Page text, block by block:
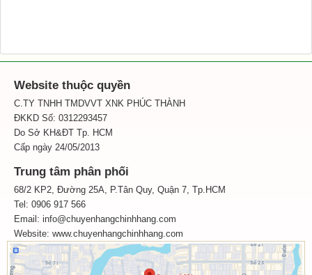
Website thuộc quyền
C.TY TNHH TMDVVT XNK PHÚC THÀNH
ĐKKD Số: 0312293457
Do Sở KH&ĐT Tp. HCM
Cấp ngày 24/05/2013
Trung tâm phân phối
68/2 KP2, Đường 25A, P.Tân Quy, Quận 7, Tp.HCM
Tel: 0906 917 566
Email: info@chuyenhangchinhhang.com
Website: www.chuyenhangchinhhang.com